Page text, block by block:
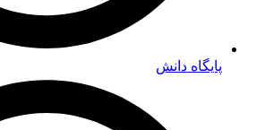
پایگاه دانش